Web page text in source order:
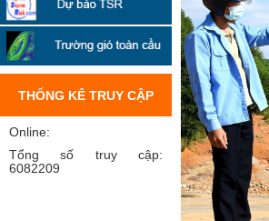
THỐNG KÊ TRUY CẬP
Online:
Tổng số truy cập:
6082209